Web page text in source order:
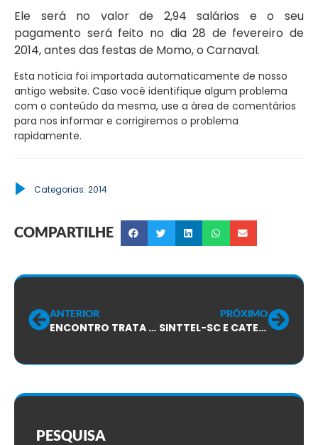
Ele será no valor de 2,94 salários e o seu
pagamento será feito no dia 28 de fevereiro de
2014, antes das festas de Momo, o Carnaval.
Esta notícia foi importada automaticamente de nosso
antigo website. Caso você identifique algum problema
com o conteúdo da mesma, use a área de comentários
para nos informar e corrigiremos o problema
rapidamente.
Categorias: 2014
COMPARTILHE
ANTERIOR
ENCONTRO TRATA DE CONDIÇÕES E RELAÇÕES DE TRABALHO
PRÓXIMO
SINTTEL-SC E CATEGORIA PRESTAM SOLIDARIEDADE EM MOMENTO TRÁGICO!
PESQUISA